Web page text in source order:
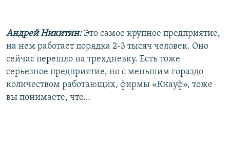
Андрей Никитин: Это самое крупное предприятие,
на нем работает порядка 2-3 тысяч человек. Оно
сейчас перешло на трехдневку. Есть тоже
серьезное предприятие, но с меньшим гораздо
количеством работающих, фирмы «Кнауф», тоже
вы понимаете, что…